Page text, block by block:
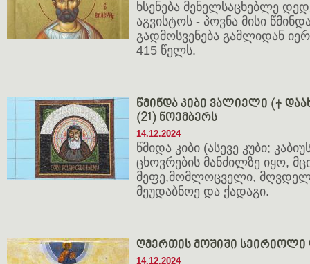
ხსენება მენელსაცხებლე
აგვისტოს - პოვნა მისი
გადმოსვენება გამლიდან
415 წელს.
წმინდა კიბი ვალიელი (†
(21) ნოემბერს
14.12.2024
წმიდა კიბი (ასევე კუბი;
ცხოვრების მანძილზე იყო,
მეფე,მომლოცველი,
მეუდაბნოე და ქადაგი.
ღმერთის მოშიში სეირიოლი
14.12.2024